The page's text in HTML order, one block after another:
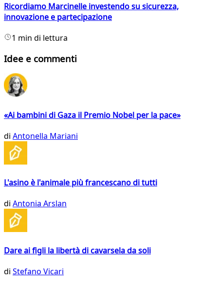
Ricordiamo Marcinelle investendo su sicurezza,
innovazione e partecipazione
1 min di lettura
Idee e commenti
«Ai bambini di Gaza il Premio Nobel per la pace»
di Antonella Mariani
L'asino è l'animale più francescano di tutti
di Antonia Arslan
Dare ai figli la libertà di cavarsela da soli
di Stefano Vicari